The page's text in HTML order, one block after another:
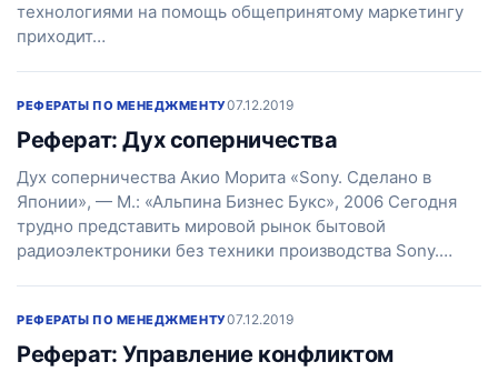
технологиями на помощь общепринятому маркетингу
приходит…
РЕФЕРАТЫ ПО МЕНЕДЖМЕНТУ07.12.2019
Реферат: Дух соперничества
Дух соперничества Акио Морита «Sony. Сделано в
Японии», — М.: «Альпина Бизнес Букс», 2006 Сегодня
трудно представить мировой рынок бытовой
радиоэлектроники без техники производства Sony.…
РЕФЕРАТЫ ПО МЕНЕДЖМЕНТУ07.12.2019
Реферат: Управление конфликтом